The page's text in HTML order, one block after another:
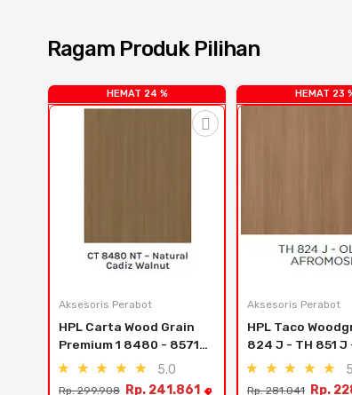
Ragam Produk Pilihan
HEMAT 24 %
Aksesoris Perabot
HPL Carta Wood Grain
Premium 1 8480 - 8571 -
Carta 8480 Nt Natural
5.0
Rp. 299.908 Rp. 241.861
HEMAT 23
Aksesoris Perabot
HPL Taco
824 J - TH 851 J
845 J - Creme
Rp. 281.041 Rp.